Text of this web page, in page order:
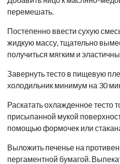
перемешать.
Постепенно ввести сухую
жидкую массу, тщательно
получиться мягким и
Завернуть тесто в пищевую
холодильник минимум на 30
Раскатать охлажденное тесто
присыпанной мукой
помощью формочек или
Выложить печенье на
пергаментной бумагой.